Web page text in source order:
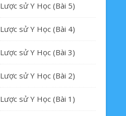
Lược sử Y Học (Bài 5)
Lược sử Y Học (Bài 4)
Lược sử Y Học (Bài 3)
Lược sử Y Học (Bài 2)
Lược sử Y Học (Bài 1)